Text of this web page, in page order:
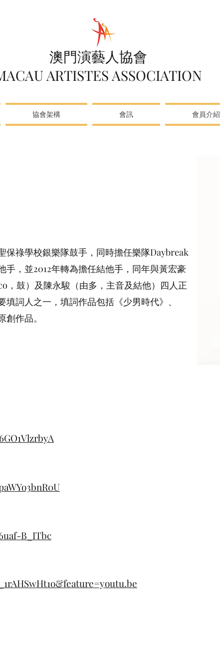
澳門演藝人協會
ARTISTES ASSOCIATION
協會架構 會訊 會員介紹
保祿學校銀樂隊鼓手，同時擔任樂隊Daybreak
，並2012年轉為擔任結他手，同年與黃宏豪
，鼓）及陳永駿（由多，主音及結他）四人正
詞人之一，填詞作品包括《少男時代》、
作品。
B_ITbc